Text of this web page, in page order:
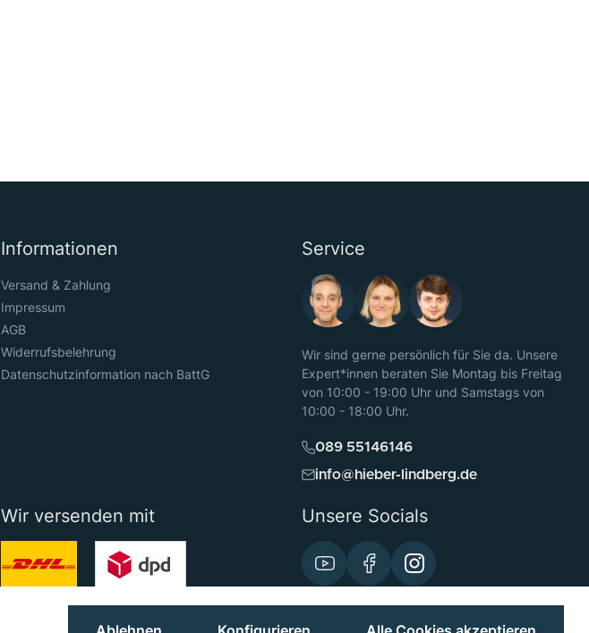
Informationen
Versand & Zahlung
Impressum
AGB
Widerrufsbelehrung
Datenschutzinformation nach BattG
Service
Wir sind gerne persönlich für Sie da. Unsere
Expert*innen beraten Sie Montag bis Freitag
von 10:00 - 19:00 Uhr und Samstags von
10:00 - 18:00 Uhr.
089 55146146
info@hieber-lindberg.de
Wir versenden mit Unsere Socials